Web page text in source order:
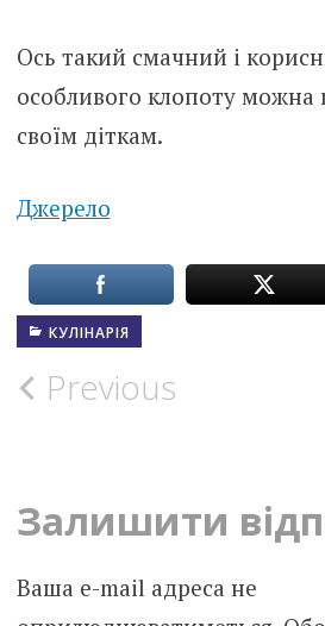
Ось такий смачний і
особливого клопоту можна
своїм діткам.
Джерело
КУЛІНАРІЯ
Post
Previous
Залишити
Ваша e-mail адреса не